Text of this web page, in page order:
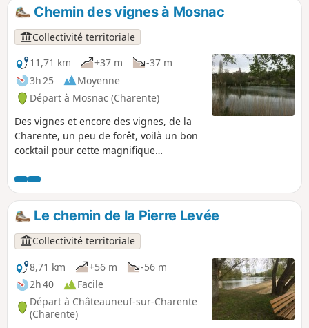
c’est d’abord le logis de Montboulard,
puis le vieux bourg et l’église Saint-
Matthieu qui se dévoileront au
promeneur.
Chemin des vignes à Mosnac
Collectivité territoriale
11,71 km
+37 m
-37 m
3h 25
Moyenne
Départ à Mosnac (Charente)
Des vignes et encore des vignes, de la
Charente, un peu de forêt, voilà un bon
cocktail pour cette magnifique
Le chemin de la Pierre Levée
Collectivité territoriale
8,71 km
+56 m
-56 m
2h 40
Facile
Départ à Châteauneuf-sur-Charente
(Charente)